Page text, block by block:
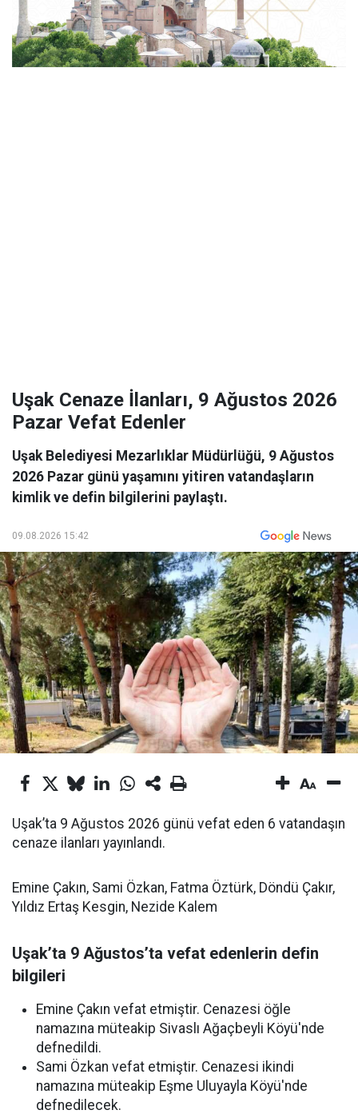
Uşak Cenaze İlanları, 9 Ağustos 2026
Pazar Vefat Edenler
Uşak Belediyesi Mezarlıklar Müdürlüğü, 9 Ağustos
2026 Pazar günü yaşamını yitiren vatandaşların
kimlik ve defin bilgilerini paylaştı.
09.08.2026 15:42
Uşak’ta 9 Ağustos 2026 günü vefat eden 6 vatandaşın
cenaze ilanları yayınlandı.
Emine Çakın, Sami Özkan, Fatma Öztürk, Döndü Çakır,
Yıldız Ertaş Kesgin, Nezide Kalem
Uşak’ta 9 Ağustos’ta vefat edenlerin defin
bilgileri
Emine Çakın vefat etmiştir. Cenazesi öğle
namazına müteakip Sivaslı Ağaçbeyli Köyü'nde
defnedildi.
Sami Özkan vefat etmiştir. Cenazesi ikindi
namazına müteakip Eşme Uluyayla Köyü'nde
defnedilecek.